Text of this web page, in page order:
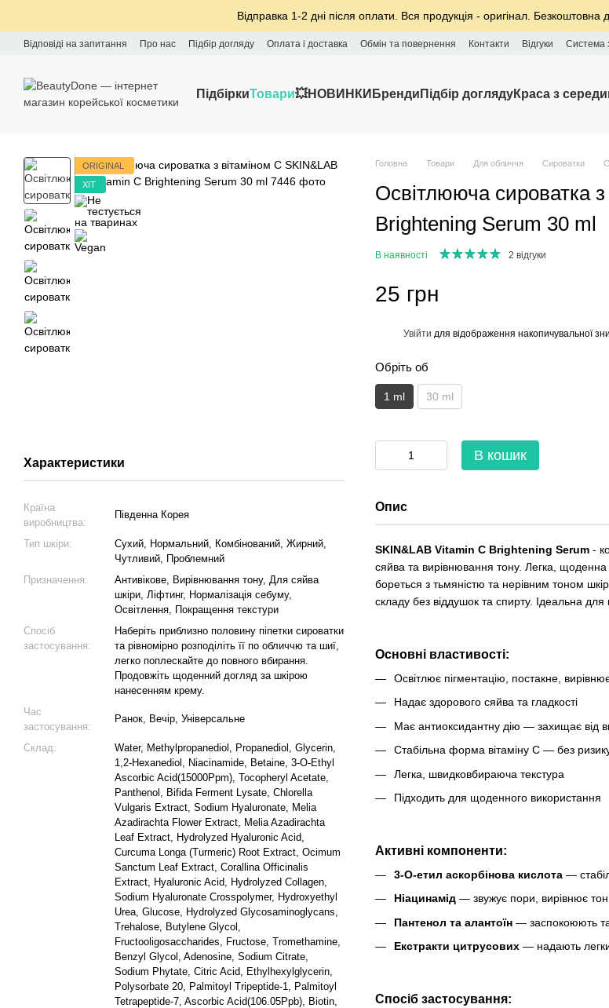
Відправка 1-2 дні після оплати. Вся продукція - оригінал. Безкоштовна
Відповіді на запитання Про нас Підбір догляду Оплата і доставка Обмін та повернення Контакти Відгуки Система
ПідбіркиТовари💥НОВИНКИ Бренди Підбір доглядуКраса з
ORIGINAL
ХІТ
Характеристики
Країна
виробництва:
Південна Корея
Тип шкіри:
Сухий, Нормальний, Комбінований, Жирний,
Чутливий, Проблемний
Призначення:
Антивікове, Вирівнювання тону, Для сяйва
шкіри, Ліфтинг, Нормалізація себуму,
Освітлення, Покращення текстури
Спосіб
застосування:
Наберіть приблизно половину піпетки сироватки
та рівномірно розподіліть її по обличчю та шиї,
легко поплескайте до повного вбирання.
Продовжіть щоденний догляд за шкірою
нанесенням крему.
Час
застосування:
Ранок, Вечір, Універсальне
Склад:
Water, Methylpropanediol, Propanediol, Glycerin,
1,2-Hexanediol, Niacinamide, Betaine, 3-O-Ethyl
Ascorbic Acid(15000Ppm), Tocopheryl Acetate,
Panthenol, Bifida Ferment Lysate, Chlorella
Vulgaris Extract, Sodium Hyaluronate, Melia
Azadirachta Flower Extract, Melia Azadirachta
Leaf Extract, Hydrolyzed Hyaluronic Acid,
Curcuma Longa (Turmeric) Root Extract, Ocimum
Sanctum Leaf Extract, Corallina Officinalis
Extract, Hyaluronic Acid, Hydrolyzed Collagen,
Sodium Hyaluronate Crosspolymer, Hydroxyethyl
Urea, Glucose, Hydrolyzed Glycosaminoglycans,
Trehalose, Butylene Glycol,
Fructooligosaccharides, Fructose, Tromethamine,
Benzyl Glycol, Adenosine, Sodium Citrate,
Sodium Phytate, Citric Acid, Ethylhexylglycerin,
Polysorbate 20, Palmitoyl Tripeptide-1, Palmitoyl
Tetrapeptide-7, Ascorbic Acid(106.05Ppb), Biotin,
Головна Товари Для обличчя Сироватки
Освітлююча сироватка
Brightening Serum 30 ml
В наявності 2 відгуки
25 грн
Увійти для відображення накопичувальної
Обріть об
1 ml 30 ml
В кошик
Опис
SKIN&LAB Vitamin C Brightening Serum -
сяйва та вирівнювання тону. Легка, щоденна
бореться з тьмяністю та нерівним тоном
складу без віддушок та спирту. Ідеальна для
Основні властивості:
Освітлює пігментацію, постакне,
Надає здорового сяйва та гладкості
Має антиоксидантну дію — захищає від
Стабільна форма вітаміну С — без
Легка, швидковбираюча текстура
Підходить для щоденного використання
Активні компоненти:
3-О-етил аскорбінова кислота —
Ніацинамід — звужує пори, вирівнює
Пантенол та алантоїн — заспокоюють
Екстракти цитрусових — надають
Спосіб застосування: